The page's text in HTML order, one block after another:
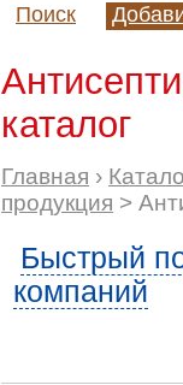
Поиск
каталог
Главная ›
продукция >
Быстрый
компаний